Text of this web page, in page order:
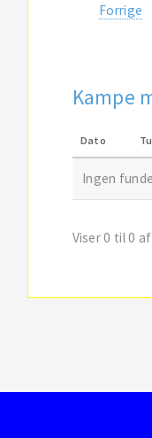
Forrige
Kampe
Dato
Ingen
Viser 0 til 0